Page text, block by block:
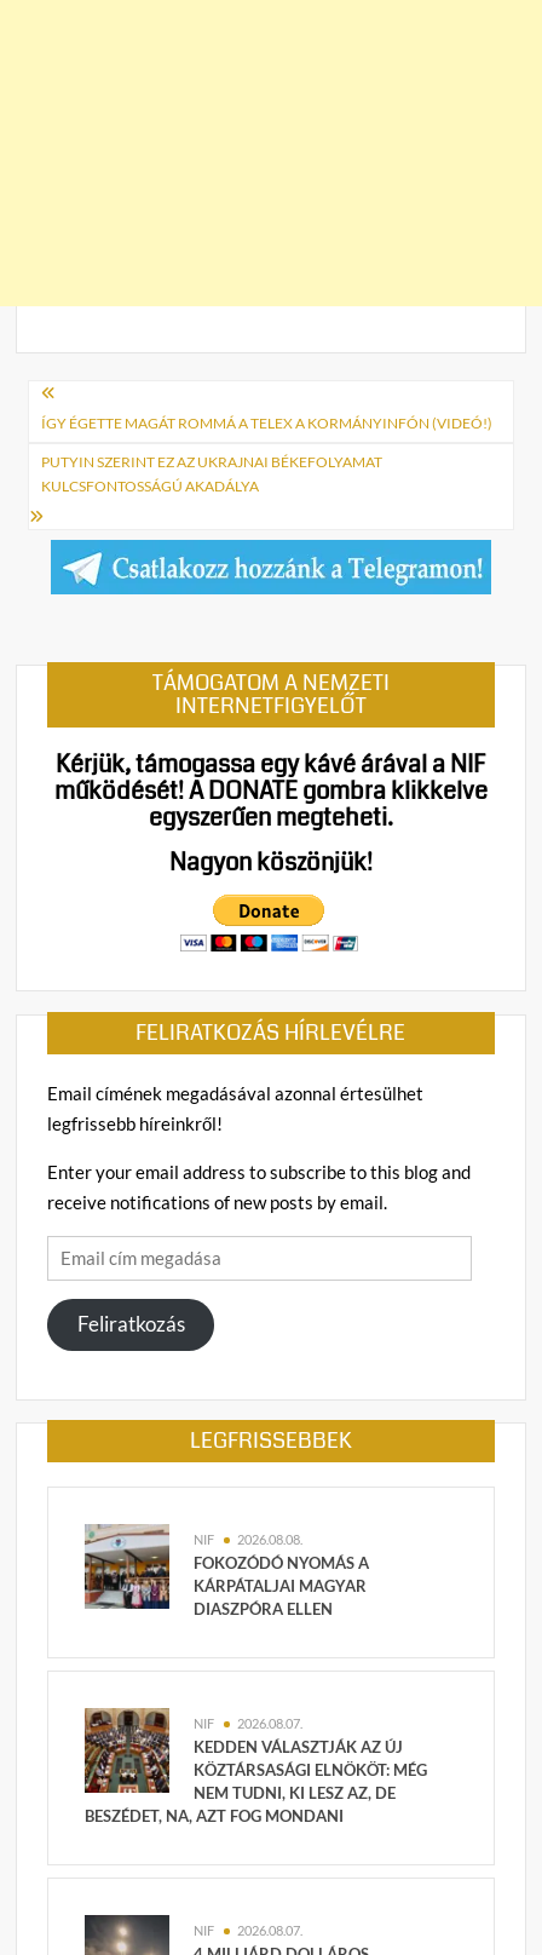
Bejegyzés
navigáció
ÍGY ÉGETTE MAGÁT ROMMÁ A TELEX A KORMÁNYINFÓN (VIDEÓ!)
PUTYIN SZERINT EZ AZ UKRAJNAI BÉKEFOLYAMAT
KULCSFONTOSSÁGÚ AKADÁLYA
TÁMOGATOM A NEMZETI
INTERNETFIGYELŐT
Kérjük, támogassa egy kávé árával a NIF
működését!A DONATE gombra klikkelve
egyszerűen megteheti.
Nagyon köszönjük!
FELIRATKOZÁS HÍRLEVÉLRE
Email címének megadásával azonnal értesülhet
legfrissebb híreinkről!
Enter your email address to subscribe to this blog and
receive notifications of new posts by email.
Email
cím
megadása
Feliratkozás
LEGFRISSEBBEK
NIF 2026.08.08.
FOKOZÓDÓ NYOMÁS A
KÁRPÁTALJAI MAGYAR
DIASZPÓRA ELLEN
NIF 2026.08.07.
KEDDEN VÁLASZTJÁK AZ ÚJ
KÖZTÁRSASÁGI ELNÖKÖT: MÉG
NEM TUDNI, KI LESZ AZ, DE
BESZÉDET, NA, AZT FOG MONDANI
NIF 2026.08.07.